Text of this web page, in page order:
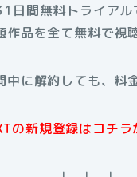
日間無料トライア
作品を全て無料で視
中に解約しても、料
の新規登録はコチラ